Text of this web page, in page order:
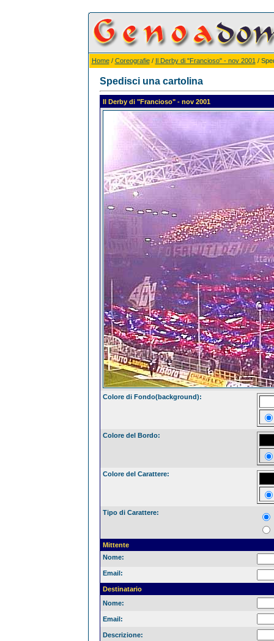
Home/ Coreografie/ Il Derby di "Francioso" - nov 2001 /
Spedisci una cartolina
Il Derby di "Francioso" - nov 2001
Colore di Fondo(background):
Colore del Bordo:
Colore del Carattere:
Tipo di Carattere:
Mittente
Nome:
Email:
Destinatario
Nome:
Email:
Descrizione: